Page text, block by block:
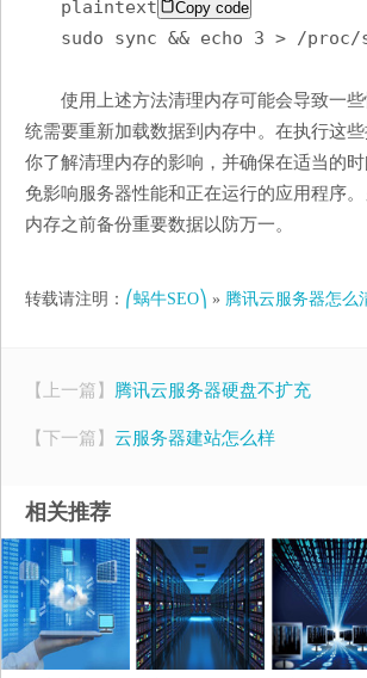
plaintext Copy code
sudo sync && echo 3 > /proc/
使用上述方法清理内存可能会导致一
统需要重新加载数据到内存中。在执行这
你了解清理内存的影响，并确保在适当的
免影响服务器性能和正在运行的应用程序
内存之前备份重要数据以防万一。
转载请注明： ⎛蜗牛SEO⎞ » 腾讯云服务器怎么
【上一篇】 腾讯云服务器硬盘不扩充
【下一篇】 云服务器建站怎么样
相关推荐